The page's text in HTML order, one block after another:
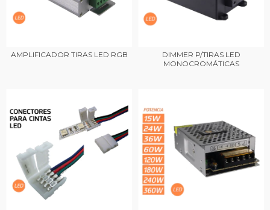
AMPLIFICADOR TIRAS LED RGB
DIMMER P/TIRAS LED
MONOCROMÁTICAS